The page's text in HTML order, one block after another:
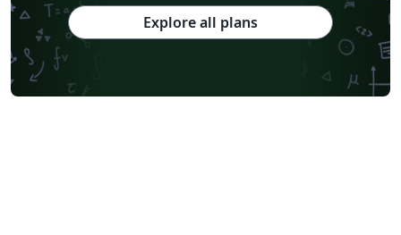
Explore all plans